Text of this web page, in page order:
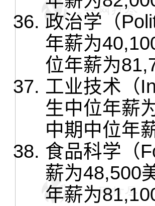
政治学（
年薪为
位年薪为
工业技术（
生中位年薪
中期中位年
食品科学（
薪为48,500
年薪为